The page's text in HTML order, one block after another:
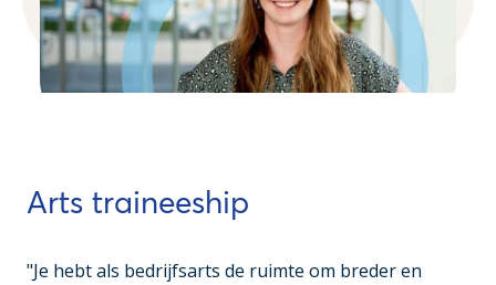
Arts traineeship
"Je hebt als bedrijfsarts de ruimte om breder en